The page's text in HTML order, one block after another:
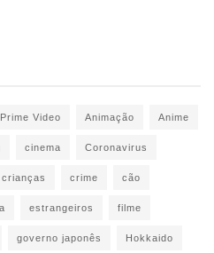
Video Animação Anime
cinema Coronavirus
crianças crime cão
estrangeiros filme
governo japonês Hokkaido